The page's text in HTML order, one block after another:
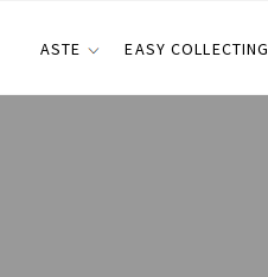
ASTE EASY COLLECTING